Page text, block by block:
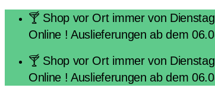
springen
🍸 Shop vor Ort immer von
Online ! Auslieferungen ab dem
🍸 Shop vor Ort immer von
Online ! Auslieferungen ab dem